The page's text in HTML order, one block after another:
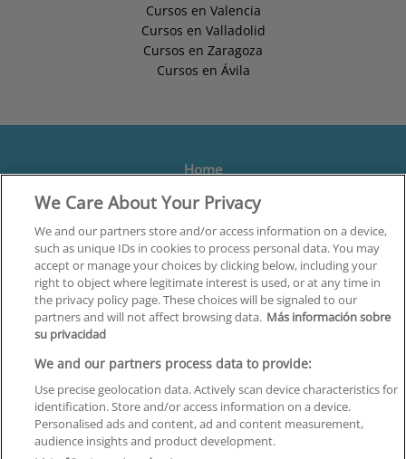
Cursos en Valencia
Cursos en Valladolid
Cursos en Zaragoza
Cursos en Ávila
Home
Formación
Centros
Orientación
Quiénes somos
Contacta
Aviso Legal
Política de Privacidad
Política de Cookies
Canal Ético
We Care About Your Privacy
We and our partners store and/or access information on a device,
such as unique IDs in cookies to process personal data. You may
accept or manage your choices by clicking below, including your
right to object where legitimate interest is used, or at any time in
the privacy policy page. These choices will be signaled to our
partners and will not affect browsing data. Más información sobre
su privacidad
We and our partners process data to provide:
Use precise geolocation data. Actively scan device characteristics for
identification. Store and/or access information on a device.
Personalised ads and content, ad and content measurement,
audience insights and product development.